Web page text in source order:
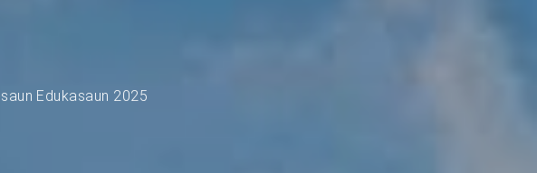
Edukasaun 2025